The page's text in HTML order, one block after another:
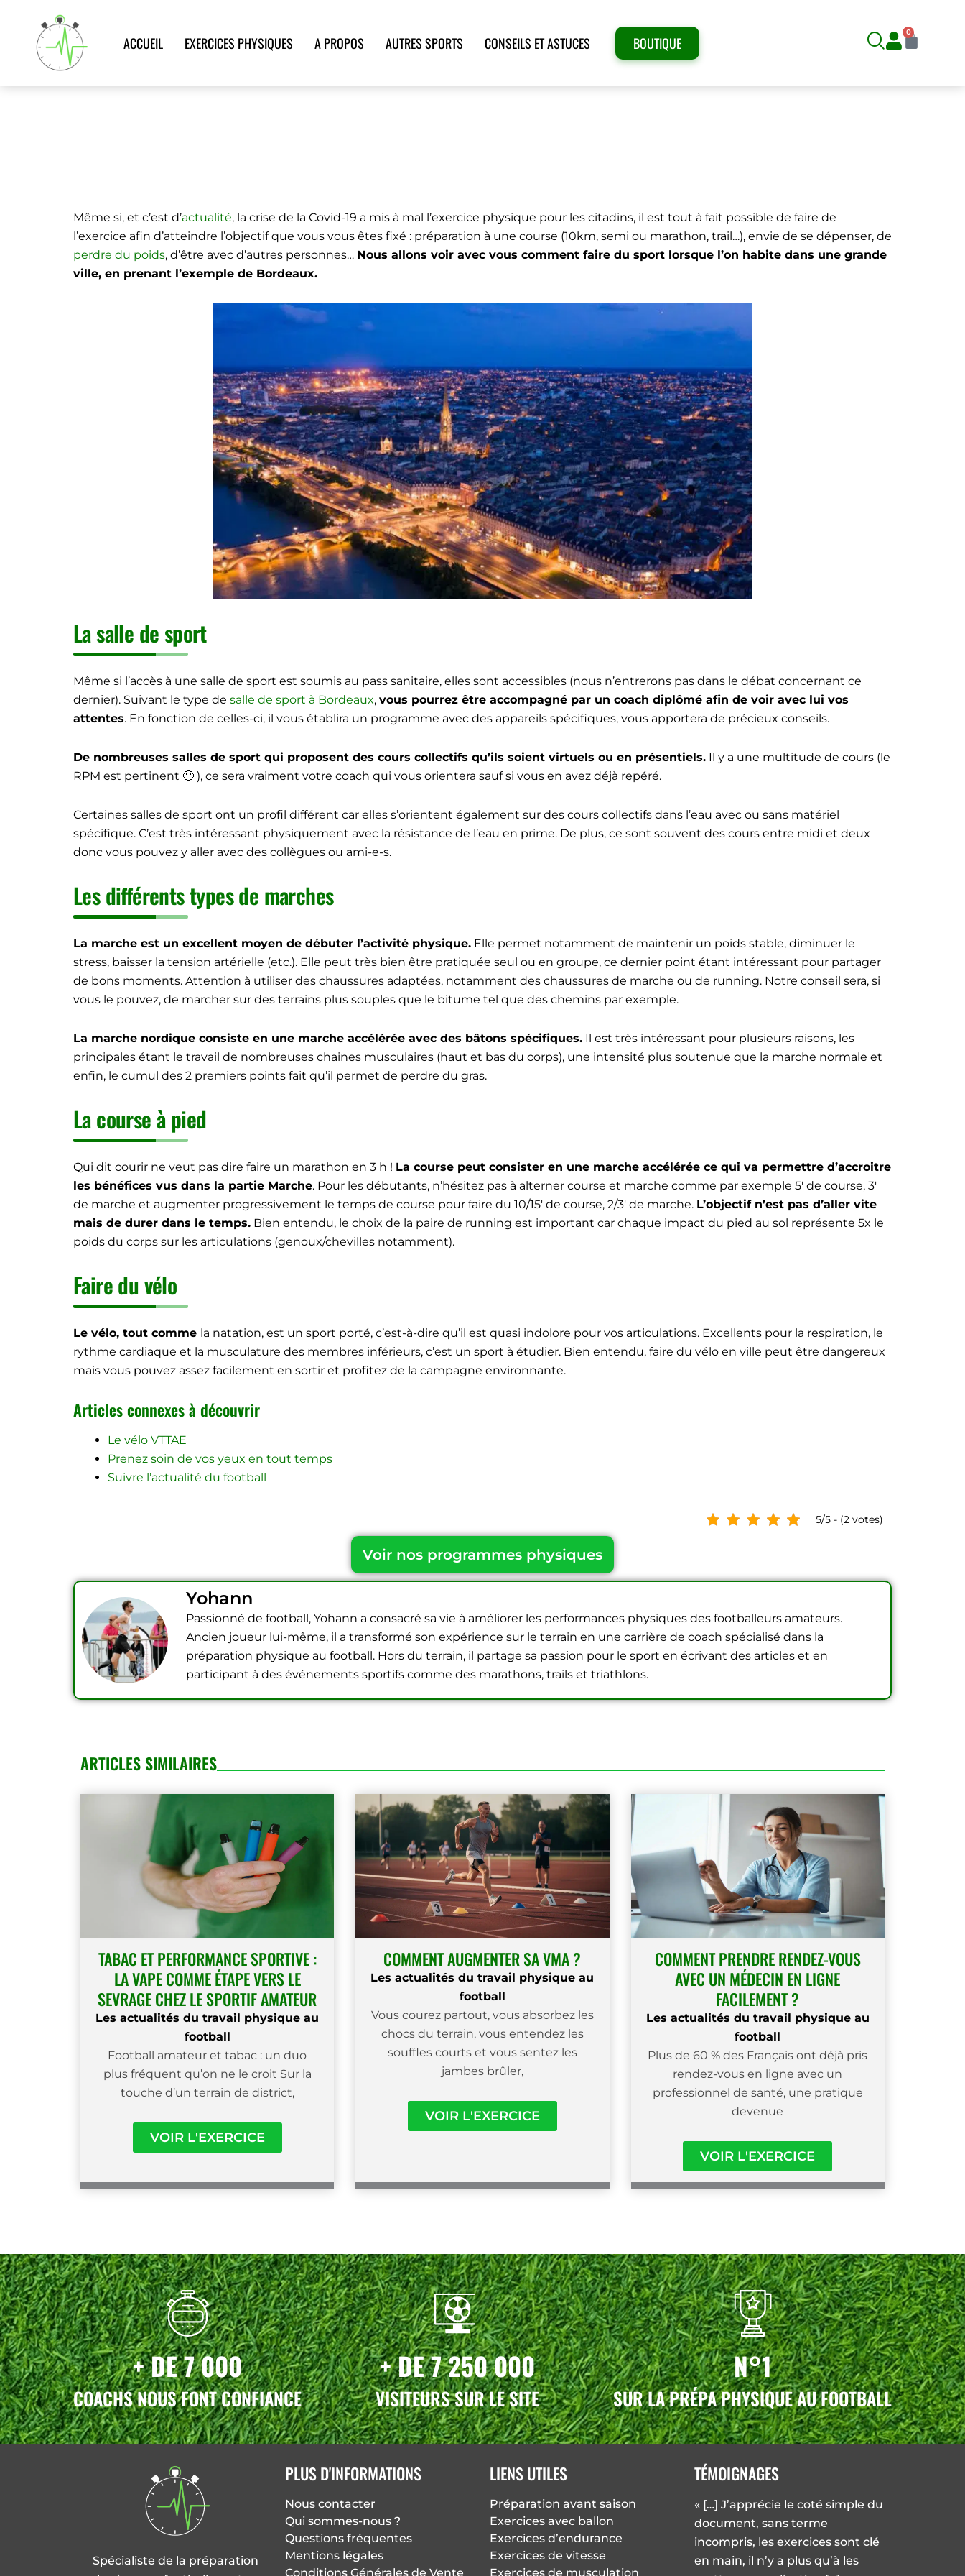
contenu
ACCUEIL EXERCICES PHYSIQUES A PROPOS AUTRES SPORTS CONSEILS ET ASTUCES BOUTIQUE
0
Panier
Même si, et c’est d’actualité, la crise de la Covid-19 a mis à mal l’exercice physique pour les citadins, il est tout à fait possible de faire de
l’exercice afin d’atteindre l’objectif que vous vous êtes fixé : préparation à une course (10km, semi ou marathon, trail…), envie de se dépenser, de
perdre du poids, d’être avec d’autres personnes… Nous allons voir avec vous comment faire du sport lorsque l’on habite dans une grande
ville, en prenant l’exemple de Bordeaux.
La salle de sport
Même si l’accès à une salle de sport est soumis au pass sanitaire, elles sont accessibles (nous n’entrerons pas dans le débat concernant ce
dernier). Suivant le type de salle de sport à Bordeaux, vous pourrez être accompagné par un coach diplômé afin de voir avec lui vos
attentes. En fonction de celles-ci, il vous établira un programme avec des appareils spécifiques, vous apportera de précieux conseils.
De nombreuses salles de sport qui proposent des cours collectifs qu’ils soient virtuels ou en présentiels. Il y a une multitude de cours (le
RPM est pertinent 🙂 ), ce sera vraiment votre coach qui vous orientera sauf si vous en avez déjà repéré.
Certaines salles de sport ont un profil différent car elles s’orientent également sur des cours collectifs dans l’eau avec ou sans matériel
spécifique. C’est très intéressant physiquement avec la résistance de l’eau en prime. De plus, ce sont souvent des cours entre midi et deux
donc vous pouvez y aller avec des collègues ou ami-e-s.
Les différents types de marches
La marche est un excellent moyen de débuter l’activité physique. Elle permet notamment de maintenir un poids stable, diminuer le
stress, baisser la tension artérielle (etc.). Elle peut très bien être pratiquée seul ou en groupe, ce dernier point étant intéressant pour partager
de bons moments. Attention à utiliser des chaussures adaptées, notamment des chaussures de marche ou de running. Notre conseil sera, si
vous le pouvez, de marcher sur des terrains plus souples que le bitume tel que des chemins par exemple.
La marche nordique consiste en une marche accélérée avec des bâtons spécifiques. Il est très intéressant pour plusieurs raisons, les
principales étant le travail de nombreuses chaines musculaires (haut et bas du corps), une intensité plus soutenue que la marche normale et
enfin, le cumul des 2 premiers points fait qu’il permet de perdre du gras.
La course à pied
Qui dit courir ne veut pas dire faire un marathon en 3 h ! La course peut consister en une marche accélérée ce qui va permettre d’accroitre
les bénéfices vus dans la partie Marche. Pour les débutants, n’hésitez pas à alterner course et marche comme par exemple 5′ de course, 3′
de marche et augmenter progressivement le temps de course pour faire du 10/15′ de course, 2/3′ de marche. L’objectif n’est pas d’aller vite
mais de durer dans le temps. Bien entendu, le choix de la paire de running est important car chaque impact du pied au sol représente 5x le
poids du corps sur les articulations (genoux/chevilles notamment).
Faire du vélo
Le vélo, tout comme la natation, est un sport porté, c’est-à-dire qu’il est quasi indolore pour vos articulations. Excellents pour la respiration, le
rythme cardiaque et la musculature des membres inférieurs, c’est un sport à étudier. Bien entendu, faire du vélo en ville peut être dangereux
mais vous pouvez assez facilement en sortir et profitez de la campagne environnante.
Articles connexes à découvrir
Le vélo VTTAE
Prenez soin de vos yeux en tout temps
Suivre l’actualité du football
5/5 - (2 votes)
Voir nos programmes physiques
Yohann
Passionné de football, Yohann a consacré sa vie à améliorer les performances physiques des footballeurs amateurs.
Ancien joueur lui-même, il a transformé son expérience sur le terrain en une carrière de coach spécialisé dans la
préparation physique au football. Hors du terrain, il partage sa passion pour le sport en écrivant des articles et en
participant à des événements sportifs comme des marathons, trails et triathlons.
ARTICLES SIMILAIRES
TABAC ET PERFORMANCE SPORTIVE :
LA VAPE COMME ÉTAPE VERS LE
SEVRAGE CHEZ LE SPORTIF AMATEUR
Les actualités du travail physique au
football
Football amateur et tabac : un duo
plus fréquent qu’on ne le croit Sur la
touche d’un terrain de district,
VOIR L'EXERCICE
COMMENT AUGMENTER SA VMA ?
Les actualités du travail physique au
football
Vous courez partout, vous absorbez les
chocs du terrain, vous entendez les
souffles courts et vous sentez les
jambes brûler,
VOIR L'EXERCICE
COMMENT PRENDRE RENDEZ-VOUS
AVEC UN MÉDECIN EN LIGNE
FACILEMENT ?
Les actualités du travail physique au
football
Plus de 60 % des Français ont déjà pris
rendez-vous en ligne avec un
professionnel de santé, une pratique
devenue
VOIR L'EXERCICE
+ DE 7 000
COACHS NOUS FONT CONFIANCE
+ DE 7 250 000
VISITEURS SUR LE SITE
N°1
SUR LA PRÉPA PHYSIQUE AU FOOTBALL
Spécialiste de la préparation
PLUS D'INFORMATIONS
Nous contacter
Qui sommes-nous ?
Questions fréquentes
Mentions légales
Conditions Générales de Vente
LIENS UTILES
Préparation avant saison
Exercices avec ballon
Exercices d’endurance
Exercices de vitesse
Exercices de musculation
TÉMOIGNAGES
« […] J’apprécie le coté simple du
document, sans terme
incompris, les exercices sont clé
en main, il n’y a plus qu’à les